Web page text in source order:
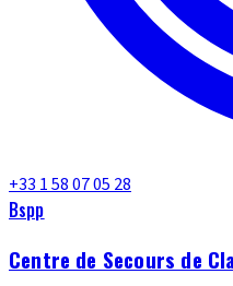
+33 1 58 07 05 28
Bspp
Centre de Secours de